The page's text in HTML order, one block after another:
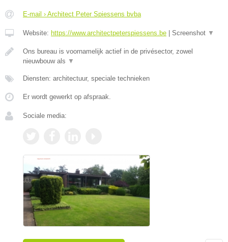
E-mail › Architect Peter Spiessens bvba
Website: https://www.architectpeterspiessens.be Screenshot ▼
Ons bureau is voornamelijk actief in de privésector, zowel
nieuwbouw als ▼
Diensten: architectuur, speciale technieken
Er wordt gewerkt op afspraak.
Sociale media: